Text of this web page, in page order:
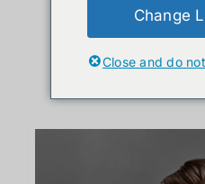
Show36 Products
Change
Close and do